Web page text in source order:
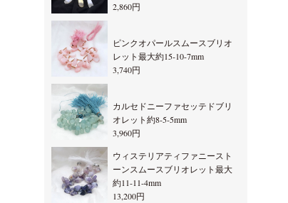
2,860円
ピンクオパールスムースブリオ
レット最大約15-10-7mm
3,740円
カルセドニーファセッテドブリ
オレット約8-5-5mm
3,960円
ウィステリアティファニースト
ーンスムースブリオレット最大
約11-11-4mm
13,200円